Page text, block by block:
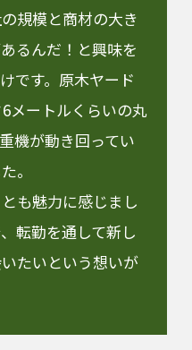
規模と商材の大き
るんだ！と興味を
です。原木ヤード
メートルくらいの丸
機が動き回ってい
。
も魅力に感じまし
転勤を通して新し
たいという想いが